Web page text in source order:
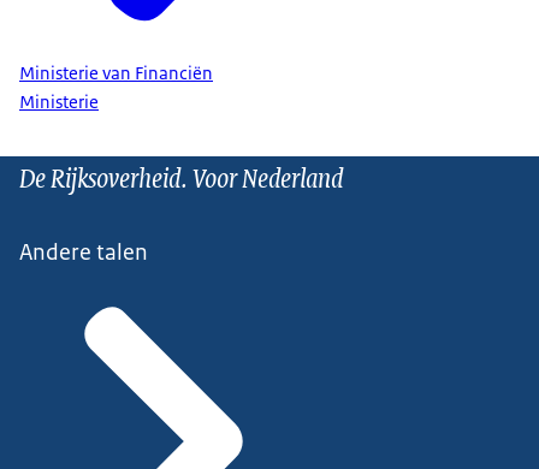
Ministerie van Financiën
Ministerie
De Rijksoverheid. Voor Nederland
Andere talen